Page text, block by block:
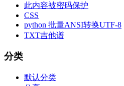
此内容被密码保护
CSS
python 批量ANSI转换UTF-8
TXT吉他谱
分类
默认分类